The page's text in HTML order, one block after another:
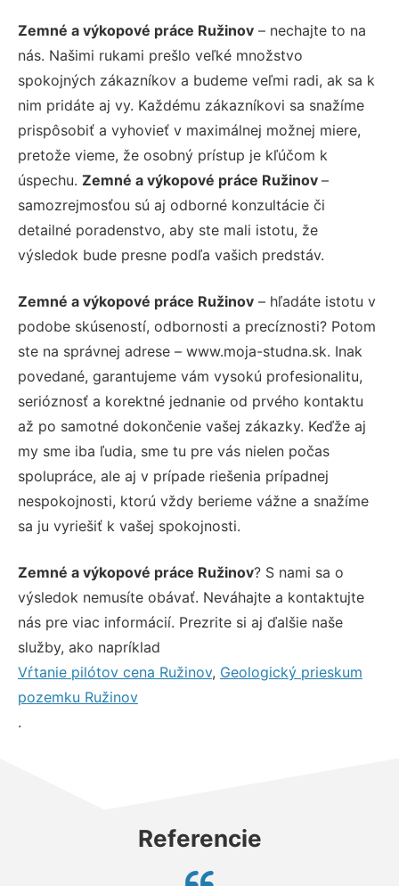
Zemné a výkopové práce Ružinov – nechajte to na
nás. Našimi rukami prešlo veľké množstvo
spokojných zákazníkov a budeme veľmi radi, ak sa k
nim pridáte aj vy. Každému zákazníkovi sa snažíme
prispôsobiť a vyhovieť v maximálnej možnej miere,
pretože vieme, že osobný prístup je kľúčom k
úspechu. Zemné a výkopové práce Ružinov –
samozrejmosťou sú aj odborné konzultácie či
detailné poradenstvo, aby ste mali istotu, že
výsledok bude presne podľa vašich predstáv.
Zemné a výkopové práce Ružinov – hľadáte istotu v
podobe skúseností, odbornosti a precíznosti? Potom
ste na správnej adrese – www.moja-studna.sk. Inak
povedané, garantujeme vám vysokú profesionalitu,
serióznosť a korektné jednanie od prvého kontaktu
až po samotné dokončenie vašej zákazky. Keďže aj
my sme iba ľudia, sme tu pre vás nielen počas
spolupráce, ale aj v prípade riešenia prípadnej
nespokojnosti, ktorú vždy berieme vážne a snažíme
sa ju vyriešiť k vašej spokojnosti.
Zemné a výkopové práce Ružinov? S nami sa o
výsledok nemusíte obávať. Neváhajte a kontaktujte
nás pre viac informácií. Prezrite si aj ďalšie naše
služby, ako napríklad
Vŕtanie pilótov cena Ružinov, Geologický prieskum
pozemku Ružinov
.
Referencie